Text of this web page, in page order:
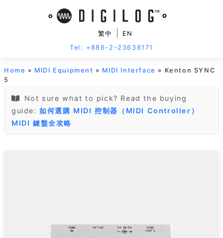
繁中
EN
Tel: +886-2-23638171
Home » MIDI Equipment » MIDI Interface » Kenton SYNC
5
Not sure what to pick? Read the buying
guide: 如何選購 MIDI 控制器（MIDI Controller）
MIDI 鍵盤全攻略